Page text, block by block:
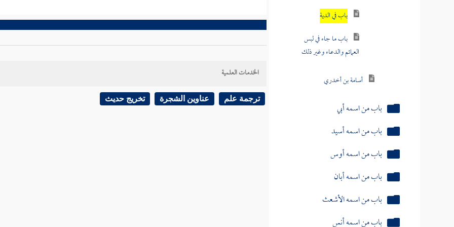
باب في الدية
باب ما جاء في لبس
العمائم والدعاء وغير ذلك
أسامة بن أخدري
باب من اسمه أبي
باب من اسمه أسيد
باب من اسمه أوس
باب من اسمه أبان
باب من اسمه الأشعث
باب من اسمه أنس
الخدمات العلمية
ترجمة علم عناوين الشجرة تخريج حديث